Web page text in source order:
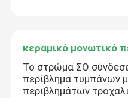
κεραμικό μονωτικό
Το στρώμα ΣΟ
περίβλημα τυμπάνων
περιβλημάτων